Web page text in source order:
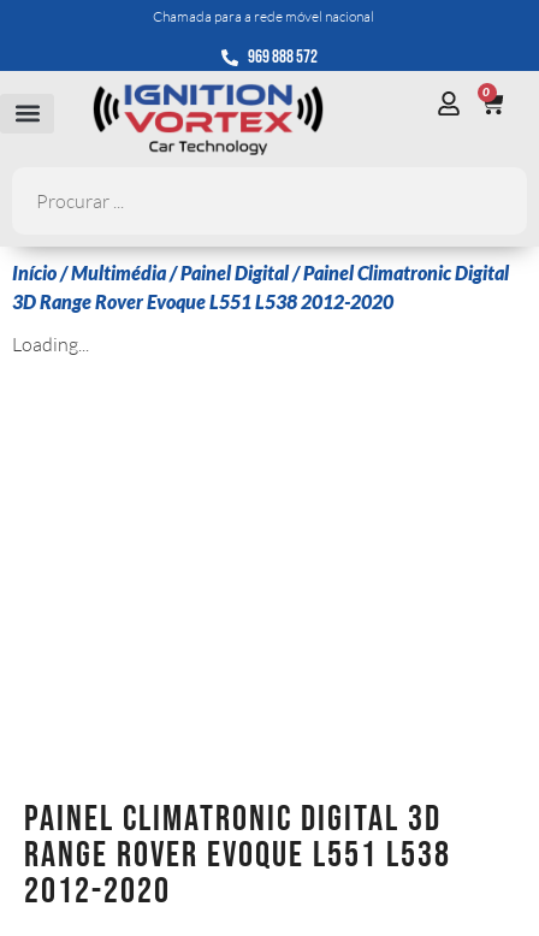
Chamada para a rede móvel nacional
969 888 572
0
Início/Multimédia/Painel Digital/ Painel Climatronic Digital
3D Range Rover Evoque L551 L538 2012-2020
Loading...
Painel Climatronic Digital 3D
Range Rover Evoque L551 L538
2012-2020